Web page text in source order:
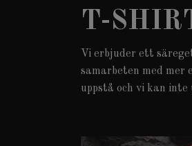
T-
Vi erbjuder ett
samarbeten med
uppstå och vi kan